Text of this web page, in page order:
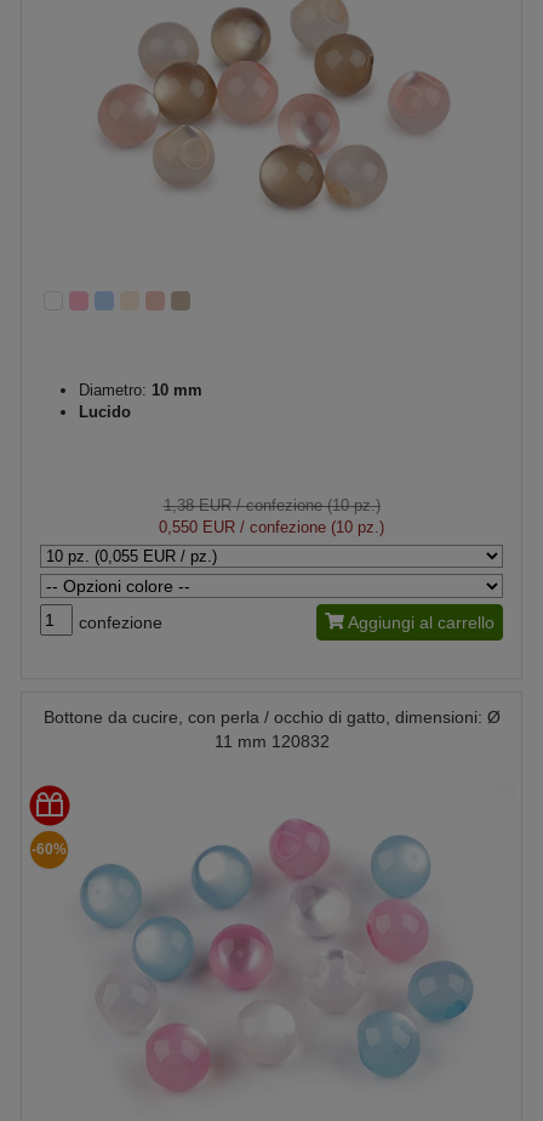
Diametro: 10 mm
Lucido
1,38 EUR/ confezione (10 pz.)
0,550 EUR / confezione (10 pz.)
confezione Aggiungi al carrello
Bottone da cucire, con perla / occhio di gatto, dimensioni: Ø
11 mm 120832
-60%